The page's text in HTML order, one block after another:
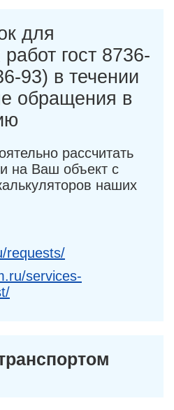
для
гост 8736-
93) в течении
обращения в
рассчитать
на Ваш объект с
наших
requests/
services-